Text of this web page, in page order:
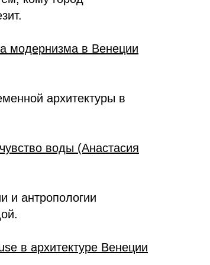
модернизма в Венеции
архитектуры в
воды (Анастасия
и антропологии
в архитектуре Венеции